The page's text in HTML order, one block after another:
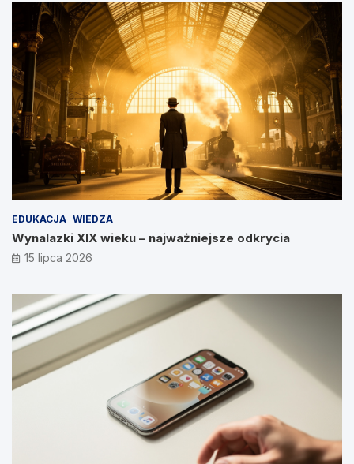
EDUKACJA WIEDZA
Wynalazki XIX wieku – najważniejsze odkrycia
15 lipca 2026